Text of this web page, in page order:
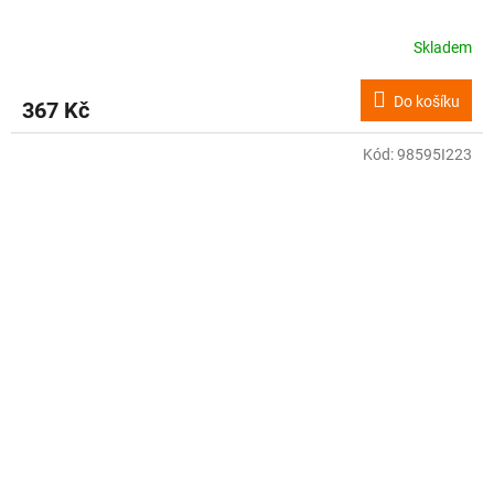
Skladem
367 Kč Do košíku
Kód:98595I223